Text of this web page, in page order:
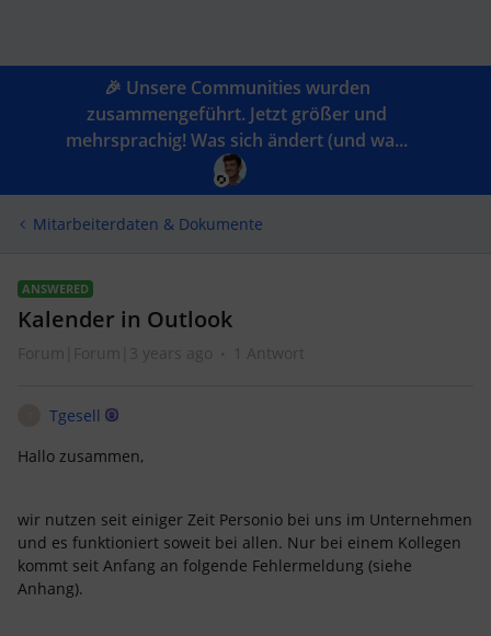
🎉 Unsere Communities wurden
zusammengeführt. Jetzt größer und
mehrsprachig! Was sich ändert (und wa...
Mitarbeiterdaten & Dokumente
ANSWERED
Kalender in Outlook
Forum|Forum|3 years ago 1 Antwort
Tgesell
Hallo zusammen,
wir nutzen seit einiger Zeit Personio bei uns im Unternehmen
und es funktioniert soweit bei allen. Nur bei einem Kollegen
kommt seit Anfang an folgende Fehlermeldung (siehe
Anhang).